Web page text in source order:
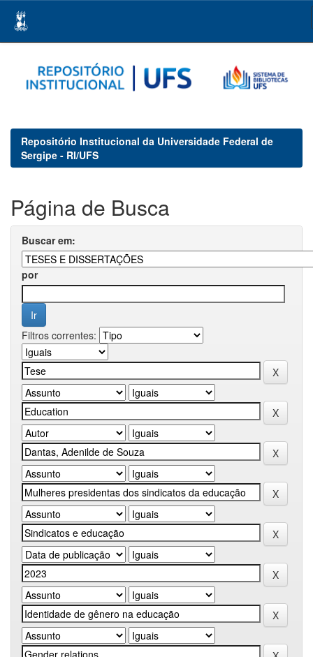
navigation
Repositório Institucional da Universidade Federal de
Sergipe - RI/UFS
Página de Busca
Buscar em:
por
Filtros correntes: